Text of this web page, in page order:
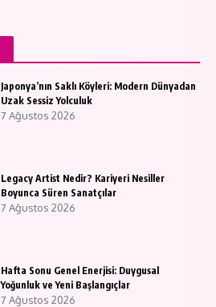
Japonya’nın Saklı Köyleri: Modern Dünyadan
Uzak Sessiz Yolculuk
7 Ağustos 2026
Legacy Artist Nedir? Kariyeri Nesiller
Boyunca Süren Sanatçılar
7 Ağustos 2026
Hafta Sonu Genel Enerjisi: Duygusal
Yoğunluk ve Yeni Başlangıçlar
7 Ağustos 2026